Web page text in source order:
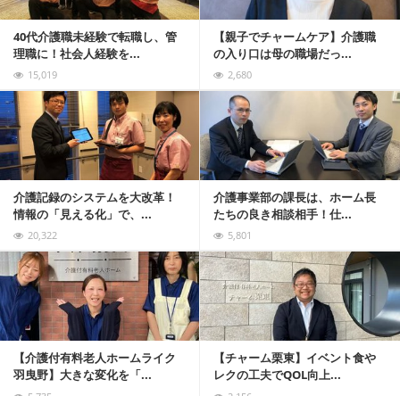
40代介護職未経験で転職し、管
理職に！社会人経験を...
15,019
【親子でチャームケア】介護職
の入り口は母の職場だっ...
2,680
介護記録のシステムを大改革！
情報の「見える化」で、...
20,322
介護事業部の課長は、ホーム長
たちの良き相談相手！仕...
5,801
記事を読む
【介護付有料老人ホームライク
羽曳野】大きな変化を「...
【チャーム栗東】イベント食や
レクの工夫でQOL向上...
記事を読む